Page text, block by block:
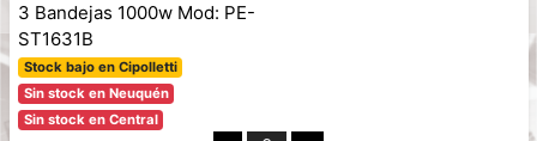
3 Bandejas 1000w Mod: PE-
ST1631B
Stock bajo en Cipolletti
Sin stock en Neuquén
Sin stock en Central